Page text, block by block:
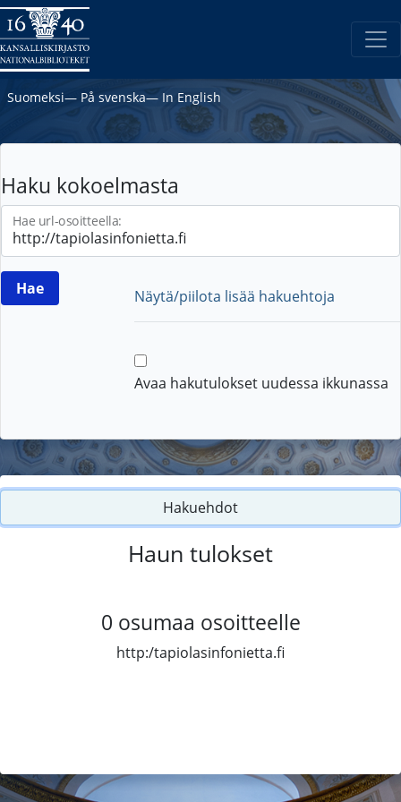
Suomeksi― På svenska― In English
Haku kokoelmasta
Hae url-osoitteella:
Näytä/piilota lisää hakuehtoja
Avaa hakutulokset uudessa ikkunassa
Hakuehdot
Haun tulokset
0 osumaa osoitteelle
http:/tapiolasinfonietta.fi